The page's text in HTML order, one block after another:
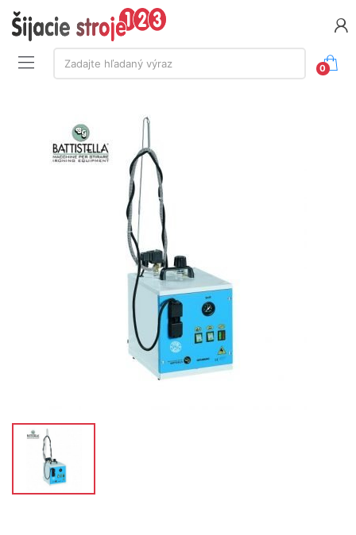
Vyhľadávanie:
Zadajte hľadaný výraz
0